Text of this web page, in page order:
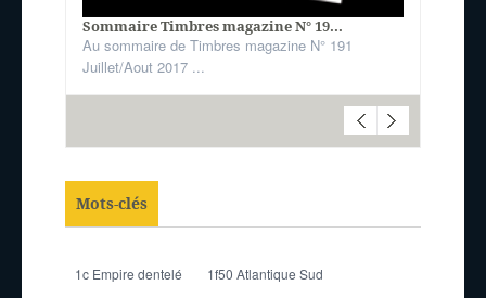
Sommaire Timbres magazine N° 19...
Au sommaire de Timbres magazine N° 191
Juillet/Aout 2017 ...
Mots-clés
1c Empire dentelé
1f50 Atlantique Sud